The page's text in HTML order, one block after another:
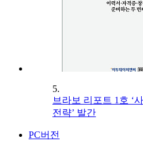
5.
브라보 리포트 1호 ‘
전략’ 발간
PC버전